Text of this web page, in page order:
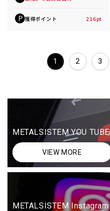
P 獲得ポイント 216pt
1 2 3
METALSISTEM YOU TUBE
VIEW MORE
METALSISTEM Instagram